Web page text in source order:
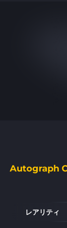
Autograph
レアリティ